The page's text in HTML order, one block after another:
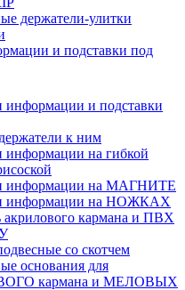
держатели-улитки
и подставки под
информации и подставки
к ним
информации на гибкой
информации на МАГНИТЕ
информации на НОЖКАХ
акрилового кармана и ПВХ
со скотчем
основания для
кармана и МЕЛОВЫХ